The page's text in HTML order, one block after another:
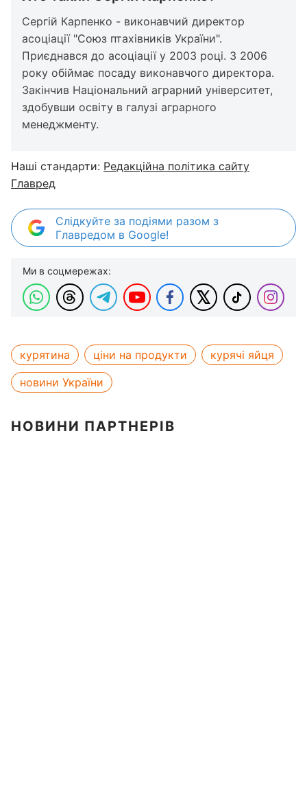
Сергій Карпенко - виконавчий директор
асоціації "Союз птахівників України".
Приєднався до асоціації у 2003 році. З 2006
року обіймає посаду виконавчого директора.
Закінчив Національний аграрний університет,
здобувши освіту в галузі аграрного
менеджменту.
Наші стандарти: Редакційна політика сайту
Главред
Слідкуйте за подіями разом з
Главредом в Google!
Ми в соцмережах:
курятина ціни на продукти
курячі яйця
новини України
НОВИНИ ПАРТНЕРІВ